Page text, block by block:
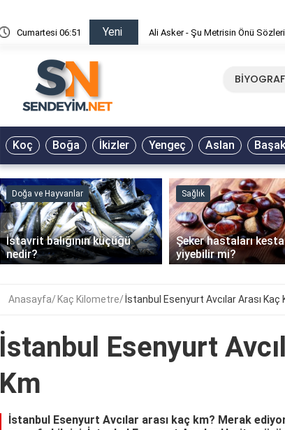
Cumartesi 06:51 Yeni Ali Asker - Şu Metrisin Önü Sözleri
Koç Boğa İkizler Yengeç Aslan Başak
Doğa ve Hayvanlar
İstavrit balığının küçüğü
nedir?
Sağlık
Şeker hastaları
yiyebilir mi?
‹
Anasayfa Kaç Kilometre İstanbul Esenyurt Avcılar Arası Kaç
İstanbul Esenyurt
Km
İstanbul Esenyurt Avcılar arası kaç km? Merak